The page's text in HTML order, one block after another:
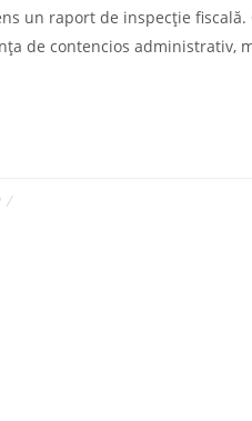
un raport de inspecție
de contencios administrativ,